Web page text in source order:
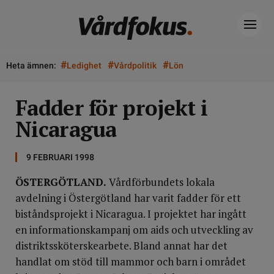
Heta ämnen: #Ledighet #Vårdpolitik #Lön
Fadder för projekt i
Nicaragua
9 FEBRUARI 1998
ÖSTERGÖTLAND. Vårdförbundets lokala
avdelning i Östergötland har varit fadder för ett
biståndsprojekt i Nicaragua. I projektet har ingått
en informationskampanj om aids och utveckling av
distriktssköterskearbete. Bland annat har det
handlat om stöd till mammor och barn i området